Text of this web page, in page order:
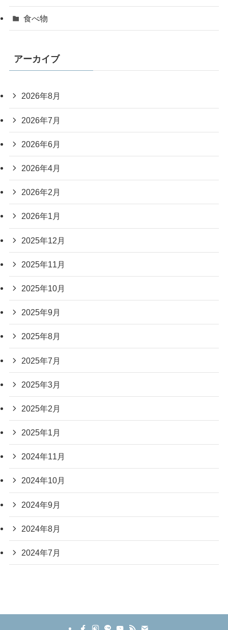
食べ物
アーカイブ
2026年8月
2026年7月
2026年6月
2026年4月
2026年2月
2026年1月
2025年12月
2025年11月
2025年10月
2025年9月
2025年8月
2025年7月
2025年3月
2025年2月
2025年1月
2024年11月
2024年10月
2024年9月
2024年8月
2024年7月